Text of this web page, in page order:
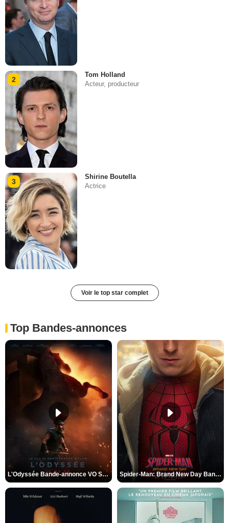
2
Tom Holland
Acteur, producteur
3
Shirine Boutella
Actrice
Voir le top star complet
Top Bandes-annonces
L'Odyssée Bande-annonce VO STFR Spider-Man: Brand New Day Bande-annonce VO STFR